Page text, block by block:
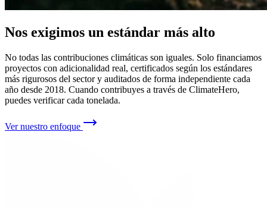
Nos exigimos un estándar más alto
No todas las contribuciones climáticas son iguales. Solo financiamos
proyectos con adicionalidad real, certificados según los estándares
más rigurosos del sector y auditados de forma independiente cada
año desde 2018. Cuando contribuyes a través de ClimateHero,
puedes verificar cada tonelada.
Ver nuestro enfoque